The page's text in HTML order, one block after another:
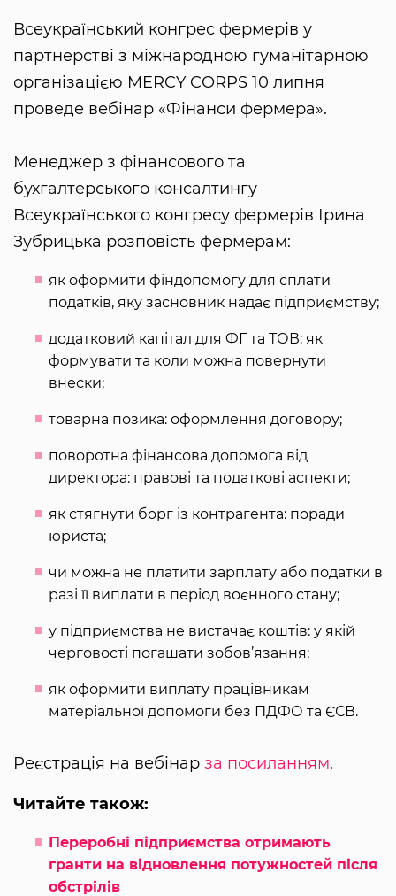
Всеукраїнський конгрес фермерів у
партнерстві з міжнародною гуманітарною
організацією MERCY CORPS 10 липня
проведе вебінар «Фінанси фермера».
Менеджер з фінансового та
бухгалтерського консалтингу
Всеукраїнського конгресу фермерів Ірина
Зубрицька розповість фермерам:
як оформити фіндопомогу для сплати
податків, яку засновник надає підприємству;
додатковий капітал для ФГ та ТОВ: як
формувати та коли можна повернути
внески;
товарна позика: оформлення договору;
поворотна фінансова допомога від
директора: правові та податкові аспекти;
як стягнути борг із контрагента: поради
юриста;
чи можна не платити зарплату або податки в
разі її виплати в період воєнного стану;
у підприємства не вистачає коштів: у якій
черговості погашати зобов’язання;
як оформити виплату працівникам
матеріальної допомоги без ПДФО та ЄСВ.
Реєстрація на вебінар за посиланням.
Читайте також:
Переробні підприємства отримають
гранти на відновлення потужностей після
обстрілів